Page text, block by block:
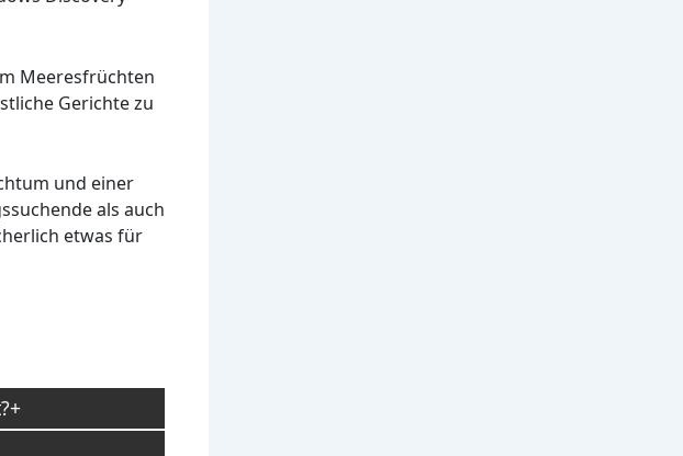
Meeresfrüchten
Gerichte zu
und einer
als auch
etwas für